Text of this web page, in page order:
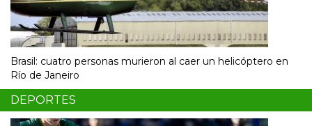
Brasil: cuatro personas murieron al caer un helicóptero en
Río de Janeiro
DEPORTES